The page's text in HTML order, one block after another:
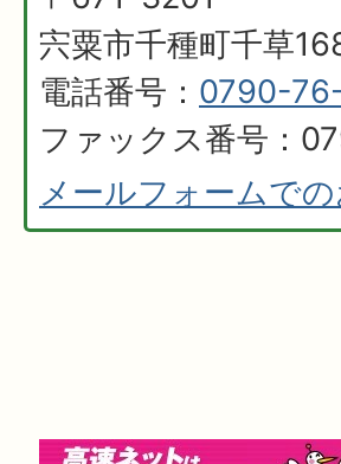
宍粟市千種町千草
電話番号： 0790-
ファックス番号：
メールフォームで